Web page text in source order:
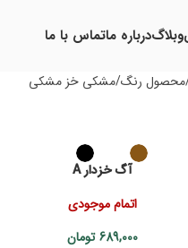
وبلاگدرباره ماتماس با ما
محصول رنگ مشکی خز مشکی
آگ خزدار A
اتمام موجودی
689,000 تومان